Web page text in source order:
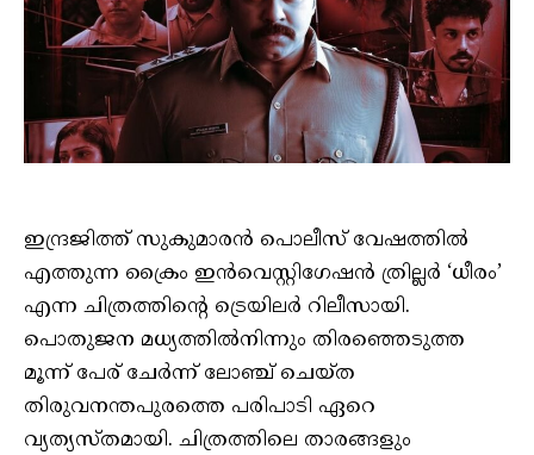
ഇന്ദ്രജിത്ത് സുകുമാരൻ പൊലീസ് വേഷത്തിൽ
എത്തുന്ന ക്രൈം ഇൻവെസ്റ്റിഗേഷൻ ത്രില്ലർ ‘ധീരം’
എന്ന ചിത്രത്തിന്റെ ട്രെയിലർ റിലീസായി.
പൊതുജന മധ്യത്തിൽനിന്നും തിരഞ്ഞെടുത്ത
മൂന്ന് പേര് ചേർന്ന് ലോഞ്ച് ചെയ്ത
തിരുവനന്തപുരത്തെ പരിപാടി ഏറെ
വ്യത്യസ്തമായി. ചിത്രത്തിലെ താരങ്ങളും